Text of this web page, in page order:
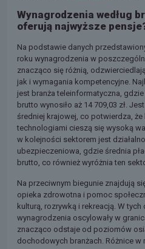
Wynagrodzenia według
oferują najwyższe
Na podstawie danych
roku wynagrodzenia w
znacząco się różnią,
jak i wymagania kompetencyjne.
jest branża teleinformatyczna,
brutto wynosiło aż 14 709,03 zł.
średniej krajowej, co potwierdza,
technologiami cieszą się wysoką
w kolejności sektorem jest
ubezpieczeniowa, gdzie średnia
brutto, co również wyróżnia ten
Na przeciwnym biegunie znajdują
opieka zdrowotna i pomoc
kulturą, rozrywką i rekreacją. W
wynagrodzenia oscylowały w
znacząco odstaje od poziomów
dochodowych branżach. Różnice